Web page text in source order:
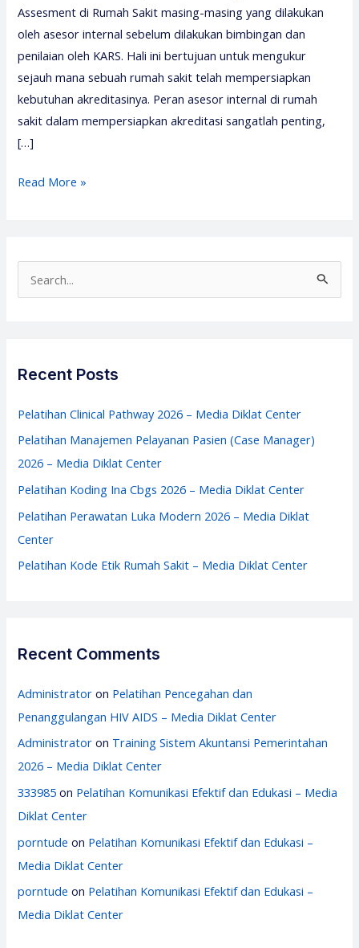
Assesment di Rumah Sakit masing-masing yang dilakukan
oleh asesor internal sebelum dilakukan bimbingan dan
penilaian oleh KARS. Hali ini bertujuan untuk mengukur
sejauh mana sebuah rumah sakit telah mempersiapkan
kebutuhan akreditasinya. Peran asesor internal di rumah
sakit dalam mempersiapkan akreditasi sangatlah penting,
[…]
Pelatihan
Sakit
2026
Center
Read More »
e
f
o
r
Recent Posts
Pelatihan Clinical Pathway 2026 – Media Diklat Center
Pelatihan Manajemen Pelayanan Pasien (Case Manager)
2026 – Media Diklat Center
Pelatihan Koding Ina Cbgs 2026 – Media Diklat Center
Pelatihan Perawatan Luka Modern 2026 – Media Diklat
Center
Pelatihan Kode Etik Rumah Sakit – Media Diklat Center
Recent Comments
Administrator on Pelatihan Pencegahan dan
Penanggulangan HIV AIDS – Media Diklat Center
Administrator on Training Sistem Akuntansi Pemerintahan
2026 – Media Diklat Center
333985 on Pelatihan Komunikasi Efektif dan Edukasi – Media
Diklat Center
porntude on Pelatihan Komunikasi Efektif dan Edukasi –
Media Diklat Center
porntude on Pelatihan Komunikasi Efektif dan Edukasi –
Media Diklat Center